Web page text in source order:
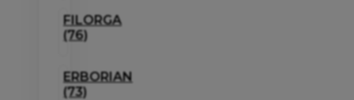
FILORGA
(76)
ERBORIAN
(73)